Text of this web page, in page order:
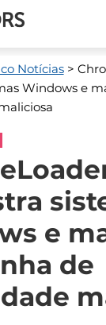
Notícias>
Windows e
e
de